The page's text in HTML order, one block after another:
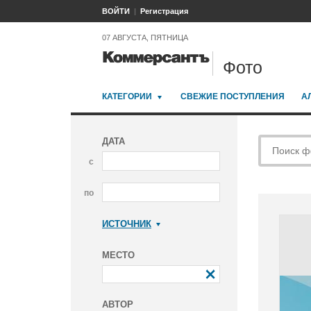
ВОЙТИ Регистрация
07 АВГУСТА, ПЯТНИЦА
Фото
КАТЕГОРИИ СВЕЖИЕ ПОСТУПЛЕНИЯ
ДАТА
с
по
ИСТОЧНИК
МЕСТО
АВТОР